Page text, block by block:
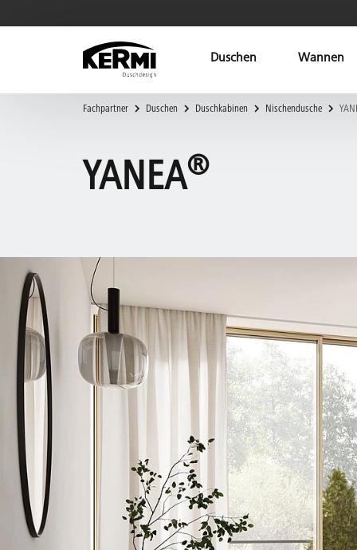
Duschen Wannen
Fachpartner Duschen Duschkabinen Nischendusche
YANEA®